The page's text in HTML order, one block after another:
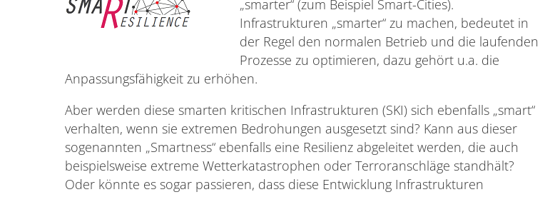
„smarter“ (zum Beispiel Smart-Cities).
Infrastrukturen „smarter“ zu machen, bedeutet in
der Regel den normalen Betrieb und die laufenden
Prozesse zu optimieren, dazu gehört u.a. die
Anpassungsfähigkeit zu erhöhen.
Aber werden diese smarten kritischen Infrastrukturen (SKI) sich ebenfalls „smart“
verhalten, wenn sie extremen Bedrohungen ausgesetzt sind? Kann aus dieser
sogenannten „Smartness“ ebenfalls eine Resilienz abgeleitet werden, die auch
beispielsweise extreme Wetterkatastrophen oder Terroranschläge standhält?
Oder könnte es sogar passieren, dass diese Entwicklung Infrastrukturen